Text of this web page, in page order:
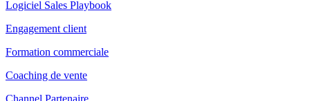
Logiciel Sales Playbook
Engagement client
Formation commerciale
Coaching de vente
Channel Partenaire